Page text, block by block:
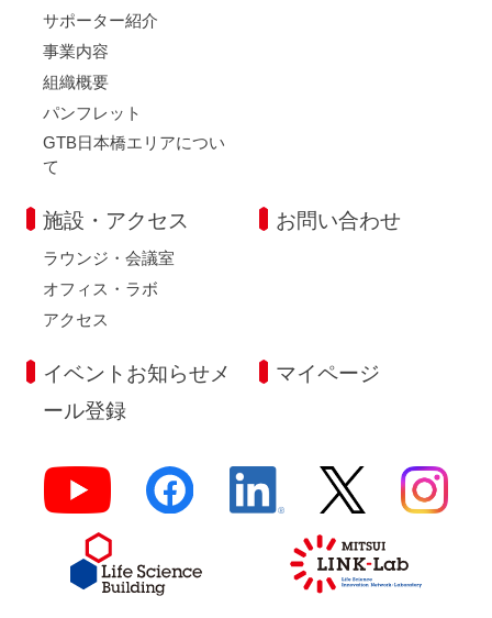
サポーター紹介
事業内容
組織概要
パンフレット
GTB日本橋エリアについ
て
施設・アクセス
ラウンジ・会議室
オフィス・ラボ
アクセス
お問い合わせ
イベントお知らせメ
ール登録
マイページ